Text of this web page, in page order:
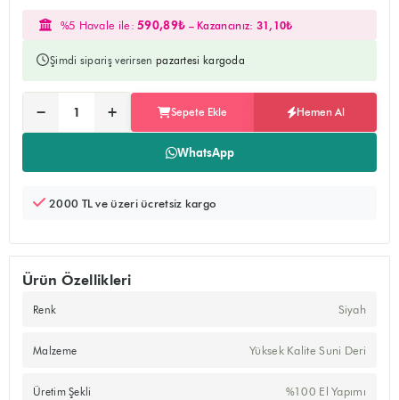
%5 Havale ile:590,89₺ – Kazancınız: 31,10₺
Şimdi sipariş verirsen pazartesi kargoda
Adet:
− + Sepete Ekle Hemen Al
WhatsApp
Ürünü sepete ekler, alışverişe devam edebilirsiniz
Doğrudan ödeme sayfasına yönlendirir
2000 TL ve üzeri ücretsiz kargo
Ürün Özellikleri
Renk Siyah
Malzeme Yüksek Kalite Suni Deri
Üretim Şekli %100 El Yapımı